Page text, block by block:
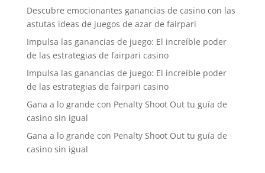
Descubre emocionantes ganancias de casino con las
astutas ideas de juegos de azar de fairpari
Impulsa las ganancias de juego: El increíble poder
de las estrategias de fairpari casino
Impulsa las ganancias de juego: El increíble poder
de las estrategias de fairpari casino
Gana a lo grande con Penalty Shoot Out tu guía de
casino sin igual
Gana a lo grande con Penalty Shoot Out tu guía de
casino sin igual